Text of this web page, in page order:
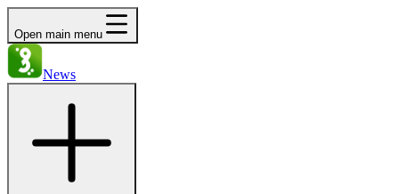
Open main menu
News